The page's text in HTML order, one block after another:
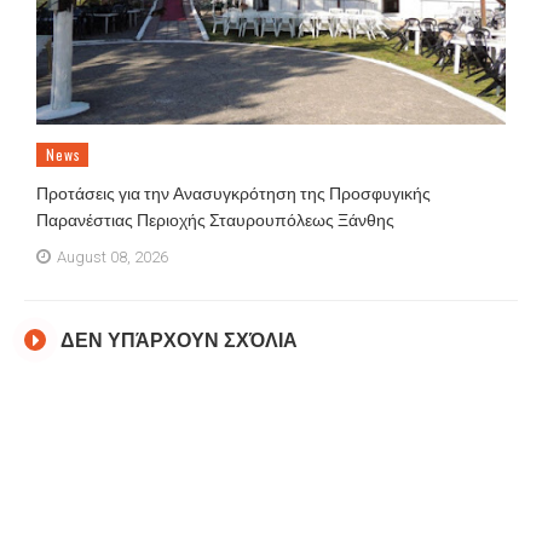
News
Προτάσεις για την Ανασυγκρότηση της Προσφυγικής
Παρανέστιας Περιοχής Σταυρουπόλεως Ξάνθης
August 08, 2026
ΔΕΝ ΥΠΆΡΧΟΥΝ ΣΧΌΛΙΑ